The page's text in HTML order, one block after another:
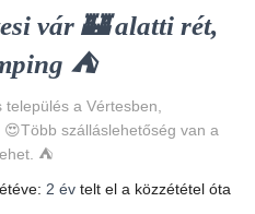
vár 🏰 alatti rét,
⛺
település a Vértesben,
szálláslehetőség van a
⛺
2 év telt el a közzététel óta